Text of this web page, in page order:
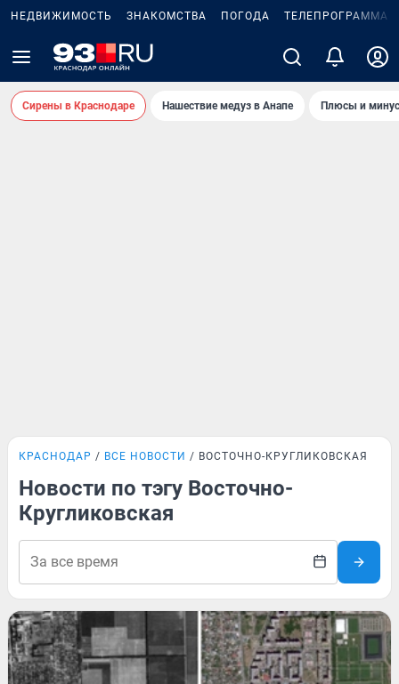
НЕДВИЖИМОСТЬ ЗНАКОМСТВА ПОГОДА ТЕЛЕПРОГРАММА
Сирены в Краснодаре Нашествие медуз в Анапе Плюсы и
КРАСНОДАР ВСЕ НОВОСТИ ВОСТОЧНО-КРУГЛИКОВСКАЯ
Новости по тэгу Восточно-
Кругликовская